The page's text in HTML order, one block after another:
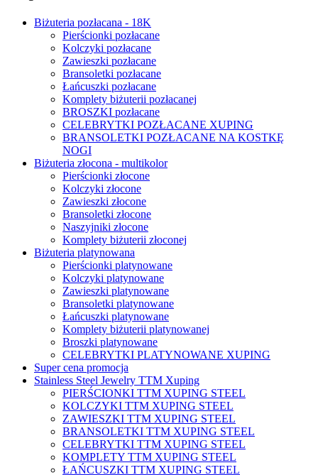
Biżuteria pozłacana - 18K
Pierścionki pozłacane
Kolczyki pozłacane
Zawieszki pozłacane
Bransoletki pozłacane
Łańcuszki pozłacane
Komplety biżuterii pozłacanej
BROSZKI pozłacane
CELEBRYTKI POZŁACANE XUPING
BRANSOLETKI POZŁACANE NA KOSTKĘ
NOGI
Biżuteria złocona - multikolor
Pierścionki złocone
Kolczyki złocone
Zawieszki złocone
Bransoletki złocone
Naszyjniki złocone
Komplety biżuterii złoconej
Biżuteria platynowana
Pierścionki platynowane
Kolczyki platynowane
Zawieszki platynowane
Bransoletki platynowane
Łańcuszki platynowane
Komplety biżuterii platynowanej
Broszki platynowane
CELEBRYTKI PLATYNOWANE XUPING
Super cena promocja
Stainless Steel Jewelry TTM Xuping
PIERŚCIONKI TTM XUPING STEEL
KOLCZYKI TTM XUPING STEEL
ZAWIESZKI TTM XUPING STEEL
BRANSOLETKI TTM XUPING STEEL
CELEBRYTKI TTM XUPING STEEL
KOMPLETY TTM XUPING STEEL
ŁAŃCUSZKI TTM XUPING STEEL